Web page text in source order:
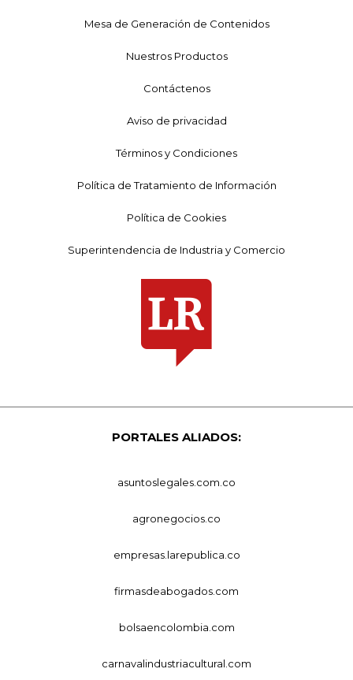
Mesa de Generación de Contenidos
Nuestros Productos
Contáctenos
Aviso de privacidad
Términos y Condiciones
Política de Tratamiento de Información
Política de Cookies
Superintendencia de Industria y Comercio
PORTALES ALIADOS:
asuntoslegales.com.co
agronegocios.co
empresas.larepublica.co
firmasdeabogados.com
bolsaencolombia.com
carnavalindustriacultural.com